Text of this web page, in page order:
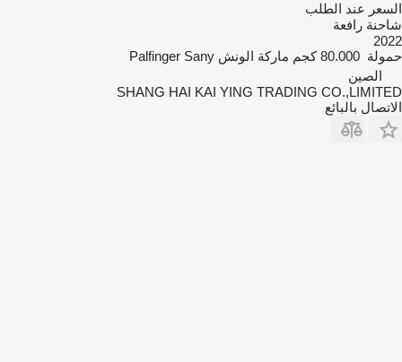
السعر عند الطلب
شاحنة رافعة
2022
حمولة 80.000 كجم ماركة الونش Palfinger Sany
الصين
SHANG HAI KAI YING TRADING CO.,LIMITED
الاتصال بالبائع